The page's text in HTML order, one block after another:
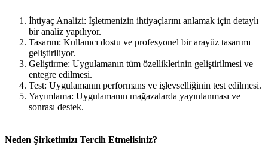
İhtiyaç Analizi: İşletmenizin ihtiyaçlarını anlamak için detaylı
bir analiz yapılıyor.
Tasarım: Kullanıcı dostu ve profesyonel bir arayüz tasarımı
geliştiriliyor.
Geliştirme: Uygulamanın tüm özelliklerinin geliştirilmesi ve
entegre edilmesi.
Test: Uygulamanın performans ve işlevselliğinin test edilmesi.
Yayımlama: Uygulamanın mağazalarda yayınlanması ve
sonrası destek.
Neden Şirketimizı Tercih Etmelisiniz?